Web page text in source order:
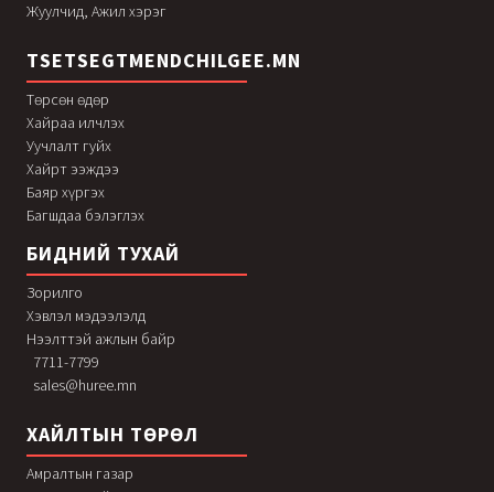
Жуулчид, Ажил хэрэг
TSETSEGTMENDCHILGEE.MN
Төрсөн өдөр
Хайраа илчлэх
Уучлалт гуйх
Хайрт ээждээ
Баяр хүргэх
Багшдаа бэлэглэх
БИДНИЙ ТУХАЙ
Зорилго
Хэвлэл мэдээлэлд
Нээлттэй ажлын байр
7711-7799
sales@huree.mn
ХАЙЛТЫН ТӨРӨЛ
Амралтын газар